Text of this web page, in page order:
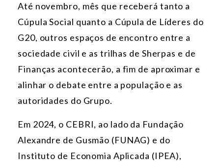
Até novembro, mês que receberá tanto a
Cúpula Social quanto a Cúpula de Líderes do
G20, outros espaços de encontro entre a
sociedade civil e as trilhas de Sherpas e de
Finanças acontecerão, a fim de aproximar e
alinhar o debate entre a população e as
autoridades do Grupo.
Em 2024, o CEBRI, ao lado da Fundação
Alexandre de Gusmão (FUNAG) e do
Instituto de Economia Aplicada (IPEA),